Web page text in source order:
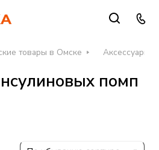
товары в Омске Аксессуары
помп